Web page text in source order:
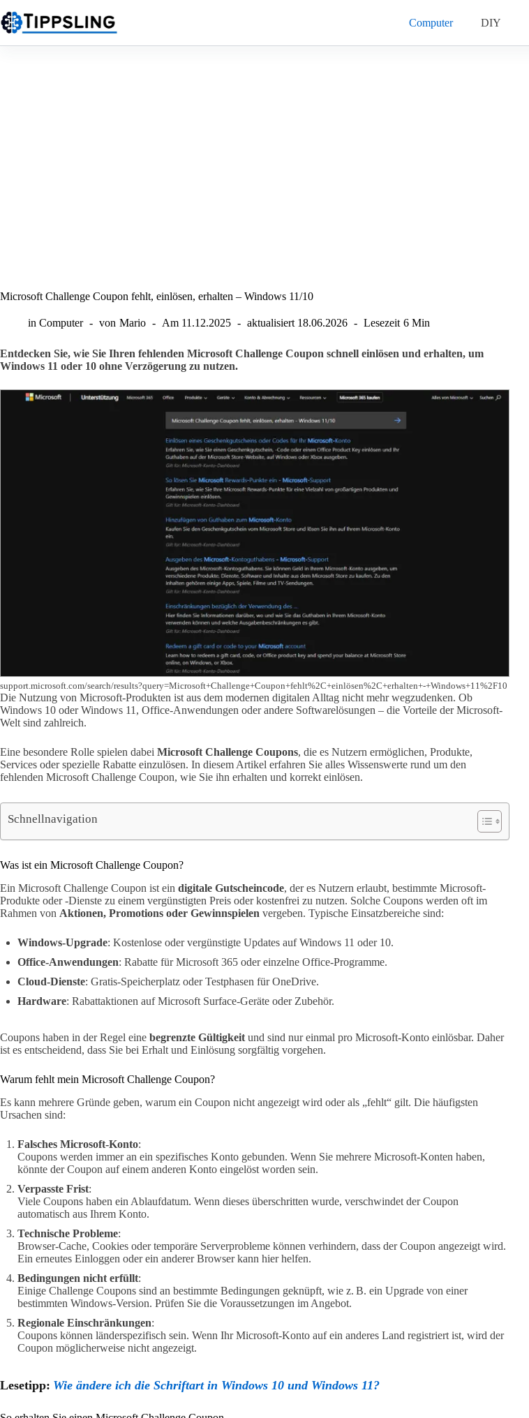
Inhalt
springen
Computer DIY
Microsoft Challenge Coupon fehlt, einlösen, erhalten – Windows 11/10
in Computer von Mario Am 11.12.2025 aktualisiert 18.06.2026 Lesezeit 6 Min
Entdecken Sie, wie Sie Ihren fehlenden Microsoft Challenge Coupon schnell einlösen und erhalten, um
Windows 11 oder 10 ohne Verzögerung zu nutzen.
support.microsoft.com/search/results?query=Microsoft+Challenge+Coupon+fehlt%2C+einlösen%2C+erhalten+-+Windows+11%2F10
Die Nutzung von Microsoft-Produkten ist aus dem modernen digitalen Alltag nicht mehr wegzudenken. Ob
Windows 10 oder Windows 11, Office-Anwendungen oder andere Softwarelösungen – die Vorteile der Microsoft-
Welt sind zahlreich.
Eine besondere Rolle spielen dabei Microsoft Challenge Coupons, die es Nutzern ermöglichen, Produkte,
Services oder spezielle Rabatte einzulösen. In diesem Artikel erfahren Sie alles Wissenswerte rund um den
fehlenden Microsoft Challenge Coupon, wie Sie ihn erhalten und korrekt einlösen.
Schnellnavigation
Was ist ein Microsoft Challenge Coupon?
Ein Microsoft Challenge Coupon ist ein digitale Gutscheincode, der es Nutzern erlaubt, bestimmte Microsoft-
Produkte oder -Dienste zu einem vergünstigten Preis oder kostenfrei zu nutzen. Solche Coupons werden oft im
Rahmen von Aktionen, Promotions oder Gewinnspielen vergeben. Typische Einsatzbereiche sind:
Windows-Upgrade: Kostenlose oder vergünstigte Updates auf Windows 11 oder 10.
Office-Anwendungen: Rabatte für Microsoft 365 oder einzelne Office-Programme.
Cloud-Dienste: Gratis-Speicherplatz oder Testphasen für OneDrive.
Hardware: Rabattaktionen auf Microsoft Surface-Geräte oder Zubehör.
Coupons haben in der Regel eine begrenzte Gültigkeit und sind nur einmal pro Microsoft-Konto einlösbar. Daher
ist es entscheidend, dass Sie bei Erhalt und Einlösung sorgfältig vorgehen.
Warum fehlt mein Microsoft Challenge Coupon?
Es kann mehrere Gründe geben, warum ein Coupon nicht angezeigt wird oder als „fehlt“ gilt. Die häufigsten
Ursachen sind:
Falsches Microsoft-Konto:
Coupons werden immer an ein spezifisches Konto gebunden. Wenn Sie mehrere Microsoft-Konten haben,
könnte der Coupon auf einem anderen Konto eingelöst worden sein.
Verpasste Frist:
Viele Coupons haben ein Ablaufdatum. Wenn dieses überschritten wurde, verschwindet der Coupon
automatisch aus Ihrem Konto.
Technische Probleme:
Browser-Cache, Cookies oder temporäre Serverprobleme können verhindern, dass der Coupon angezeigt wird.
Ein erneutes Einloggen oder ein anderer Browser kann hier helfen.
Bedingungen nicht erfüllt:
Einige Challenge Coupons sind an bestimmte Bedingungen geknüpft, wie z. B. ein Upgrade von einer
bestimmten Windows-Version. Prüfen Sie die Voraussetzungen im Angebot.
Regionale Einschränkungen:
Coupons können länderspezifisch sein. Wenn Ihr Microsoft-Konto auf ein anderes Land registriert ist, wird der
Coupon möglicherweise nicht angezeigt.
Lesetipp: Wie ändere ich die Schriftart in Windows 10 und Windows 11?